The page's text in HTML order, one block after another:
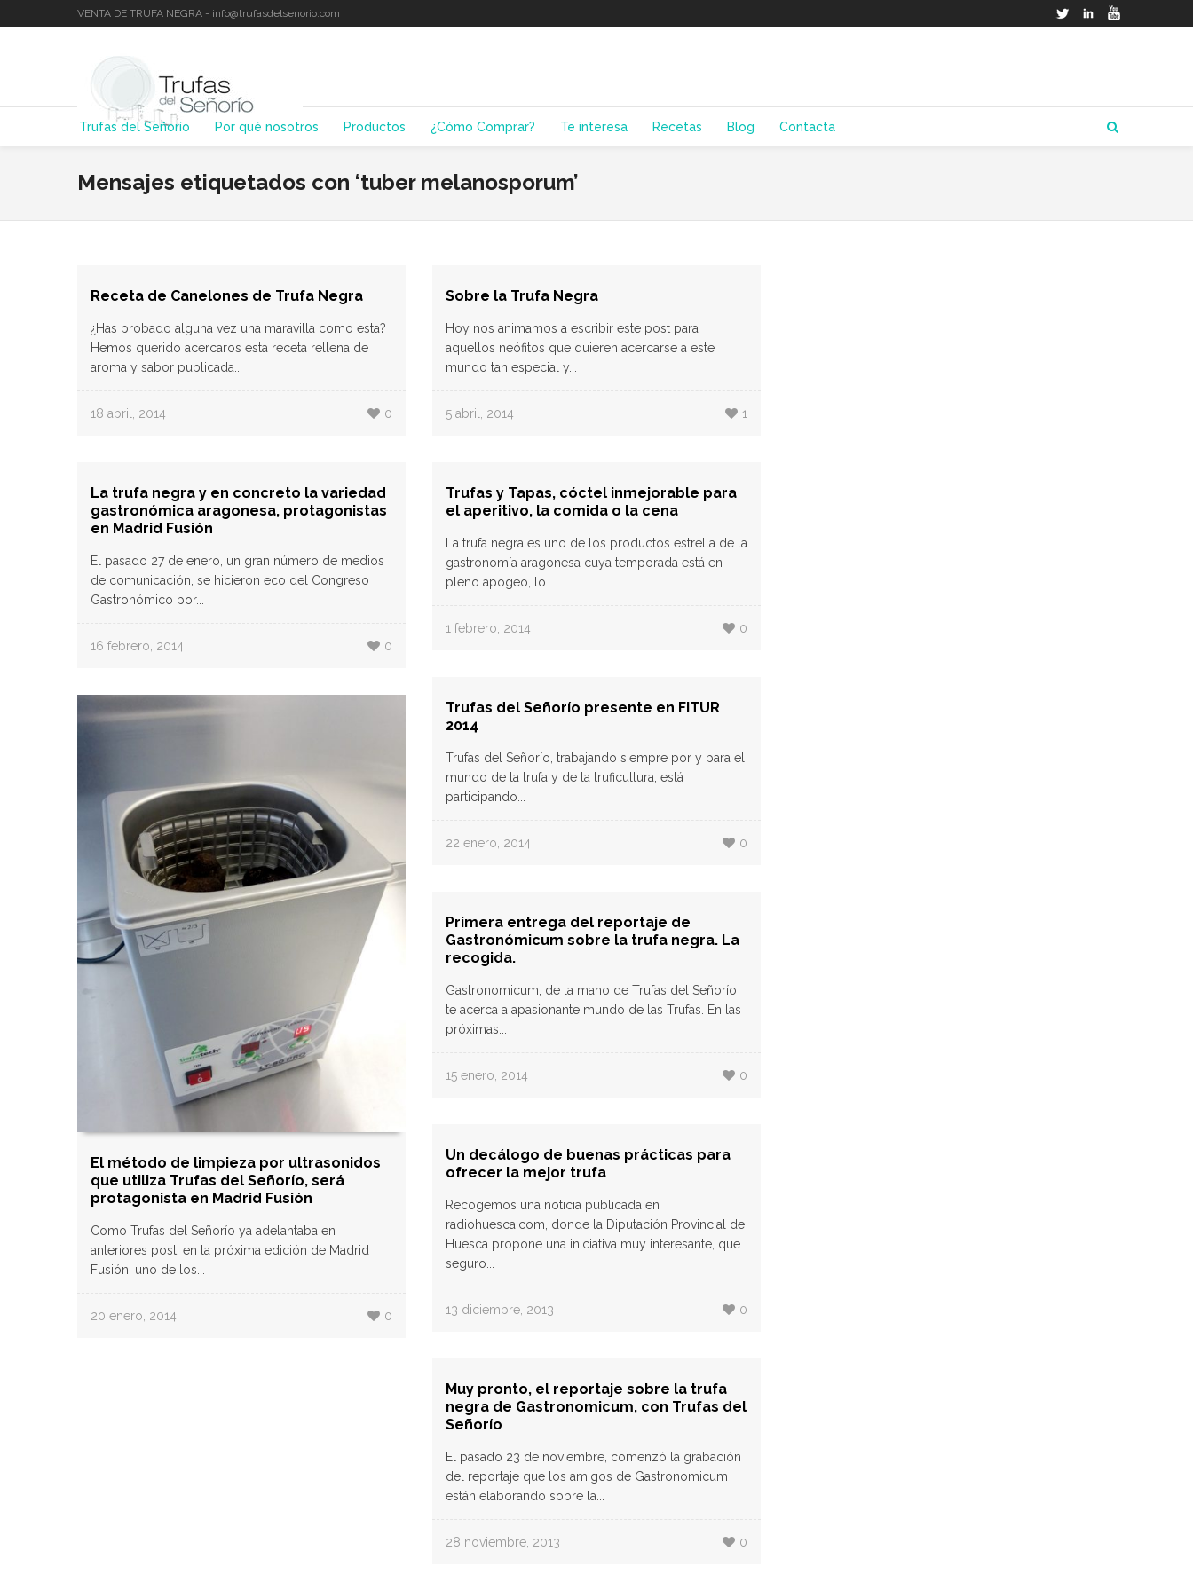
VENTA DE TRUFA NEGRA - info@trufasdelsenorio.com TwitterLinkedIn
Trufas del Señorío Por qué nosotros Productos ¿Cómo Comprar? Te interesa Recetas Blog Contacta
Mensajes etiquetados con ‘tuber melanosporum’
Receta de Canelones de Trufa Negra
¿Has probado alguna vez una maravilla como esta?
Hemos querido acercaros esta receta rellena de
aroma y sabor publicada...
18 abril, 2014 0
Sobre la Trufa Negra
Hoy nos animamos a escribir este post para
aquellos neófitos que quieren acercarse a este
mundo tan especial y...
5 abril, 2014 1
La trufa negra y en concreto la variedad
gastronómica aragonesa, protagonistas
en Madrid Fusión
El pasado 27 de enero, un gran número de medios
de comunicación, se hicieron eco del Congreso
Gastronómico por...
16 febrero, 2014 0
Trufas y Tapas, cóctel inmejorable para
el aperitivo, la comida o la cena
La trufa negra es uno de los productos estrella de la
gastronomía aragonesa cuya temporada está en
pleno apogeo, lo...
1 febrero, 2014 0
Trufas del Señorío presente en FITUR
2014
Trufas del Señorío, trabajando siempre por y para el
mundo de la trufa y de la truficultura, está
participando...
22 enero, 2014 0
El método de limpieza por ultrasonidos
que utiliza Trufas del Señorío, será
protagonista en Madrid Fusión
Como Trufas del Señorío ya adelantaba en
anteriores post, en la próxima edición de Madrid
Fusión, uno de los...
20 enero, 2014 0
Primera entrega del reportaje de
Gastronómicum sobre la trufa negra. La
recogida.
Gastronomicum, de la mano de Trufas del Señorío
te acerca a apasionante mundo de las Trufas. En las
próximas...
15 enero, 2014 0
Un decálogo de buenas prácticas para
ofrecer la mejor trufa
Recogemos una noticia publicada en
radiohuesca.com, donde la Diputación Provincial de
Huesca propone una iniciativa muy interesante, que
seguro...
13 diciembre, 2013 0
Muy pronto, el reportaje sobre la trufa
negra de Gastronomicum, con Trufas del
Señorío
El pasado 23 de noviembre, comenzó la grabación
del reportaje que los amigos de Gastronomicum
están elaborando sobre la...
28 noviembre, 2013 0